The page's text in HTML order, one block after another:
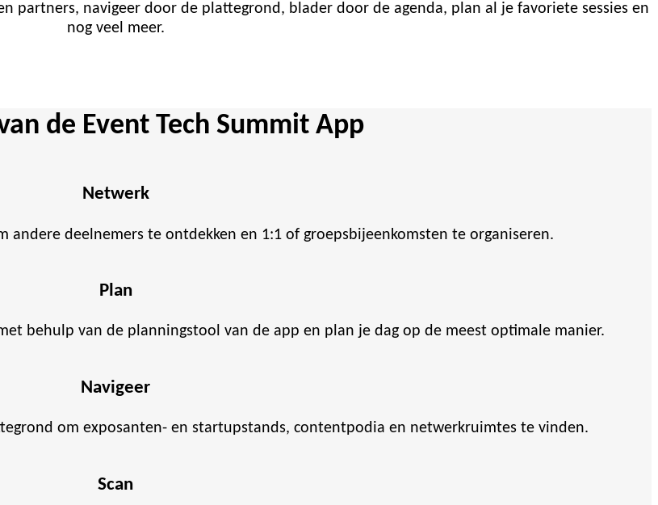
partners, navigeer door de plattegrond, blader door de agenda, plan al je favoriete sessies en
nog veel meer.
de Event Tech Summit App
Netwerk
deelnemers te ontdekken en 1:1 of groepsbijeenkomsten te organiseren.
Plan
behulp van de planningstool van de app en plan je dag op de meest optimale manier.
Navigeer
om exposanten- en startupstands, contentpodia en netwerkruimtes te vinden.
Scan